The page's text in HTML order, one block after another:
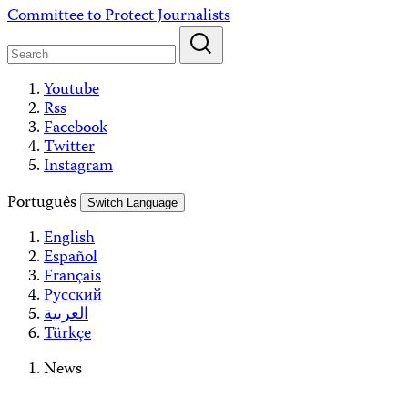
Skip
content
Committee to Protect Journalists
Youtube
Rss
Facebook
Twitter
Instagram
Português
Switch Language
English
Español
Français
Русский
العربية
Türkçe
News